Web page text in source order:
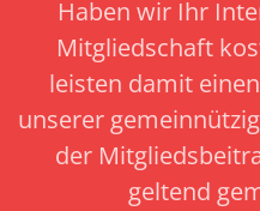
Haben wir Ihr
Mitgliedschaft
leisten damit
unserer
der
geltend